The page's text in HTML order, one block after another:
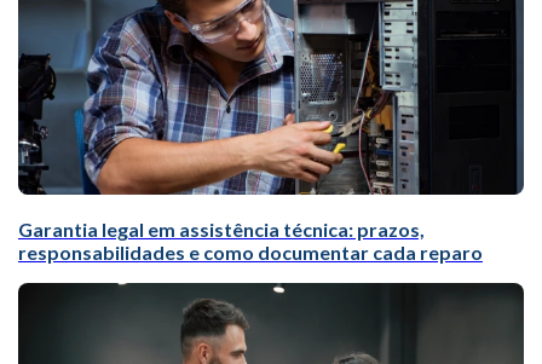
Garantia legal em assistência técnica: prazos,
responsabilidades e como documentar cada reparo